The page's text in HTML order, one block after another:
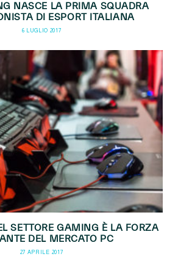
NASCE LA PRIMA SQUADRA
DI ESPORT ITALIANA
6 LUGLIO 2017
SETTORE GAMING È LA FORZA
DEL MERCATO PC
27 APRILE 2017